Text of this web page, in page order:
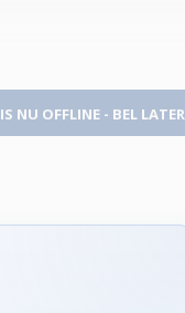
NU OFFLINE - BEL LATER